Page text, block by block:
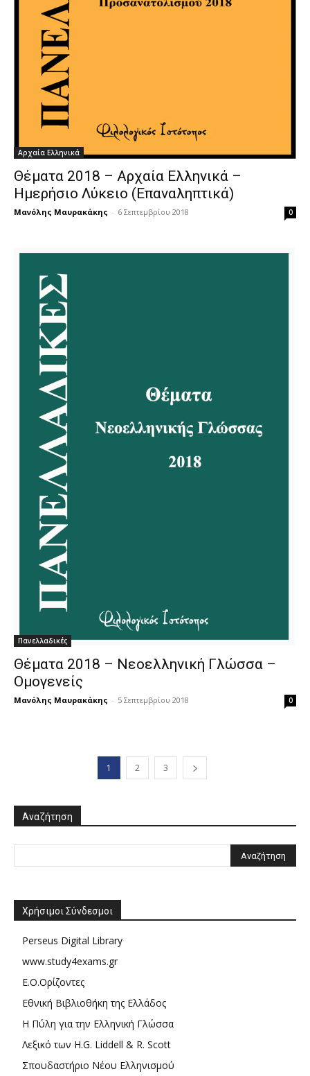
Αρχαία Ελληνικά
Θέματα 2018 – Αρχαία Ελληνικά –
Ημερήσιο Λύκειο (Επαναληπτικά)
Μανόλης Μαυρακάκης - 6 Σεπτεμβρίου 2018 0
Πανελλαδικές
Θέματα 2018 – Νεοελληνική Γλώσσα –
Ομογενείς
Μανόλης Μαυρακάκης - 5 Σεπτεμβρίου 2018 0
1 2 3
Αναζήτηση
Χρήσιμοι Σύνδεσμοι
Perseus Digital Library
www.study4exams.gr
Ε.Ο.Ορίζοντες
Εθνική Βιβλιοθήκη της Ελλάδος
Η Πύλη για την Ελληνική Γλώσσα
Λεξικό των H.G. Liddell & R. Scott
Σπουδαστήριο Νέου Ελληνισμού